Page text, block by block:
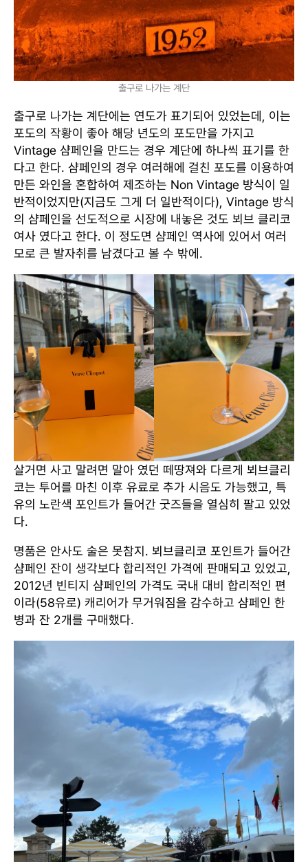
출구로 나가는 계단
출구로 나가는 계단에는 연도가 표기되어 있었는데, 이는
포도의 작황이 좋아 해당 년도의 포도만을 가지고
Vintage 샴페인을 만드는 경우 계단에 하나씩 표기를 한
다고 한다. 샴페인의 경우 여러해에 걸친 포도를 이용하여
만든 와인을 혼합하여 제조하는 Non Vintage 방식이 일
반적이었지만(지금도 그게 더 일반적이다), Vintage 방식
의 샴페인을 선도적으로 시장에 내놓은 것도 뵈브 클리코
여사 였다고 한다. 이 정도면 샴페인 역사에 있어서 여러
모로 큰 발자취를 남겼다고 볼 수 밖에.
살거면 사고 말려면 말아 였던 떼땅져와 다르게 뵈브클리
코는 투어를 마친 이후 유료로 추가 시음도 가능했고, 특
유의 노란색 포인트가 들어간 굿즈들을 열심히 팔고 있었
다.
명품은 안사도 술은 못참지. 뵈브클리코 포인트가 들어간
샴페인 잔이 생각보다 합리적인 가격에 판매되고 있었고,
2012년 빈티지 샴페인의 가격도 국내 대비 합리적인 편
이라(58유로) 캐리어가 무거워짐을 감수하고 샴페인 한
병과 잔 2개를 구매했다.